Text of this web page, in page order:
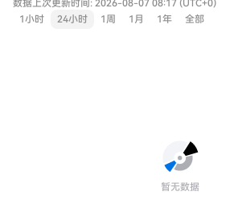
数据上次更新时间: 2026-08-07 08:17 (UTC+0)
1小时
24小时 1周 1月 1年 全部
暂无数据